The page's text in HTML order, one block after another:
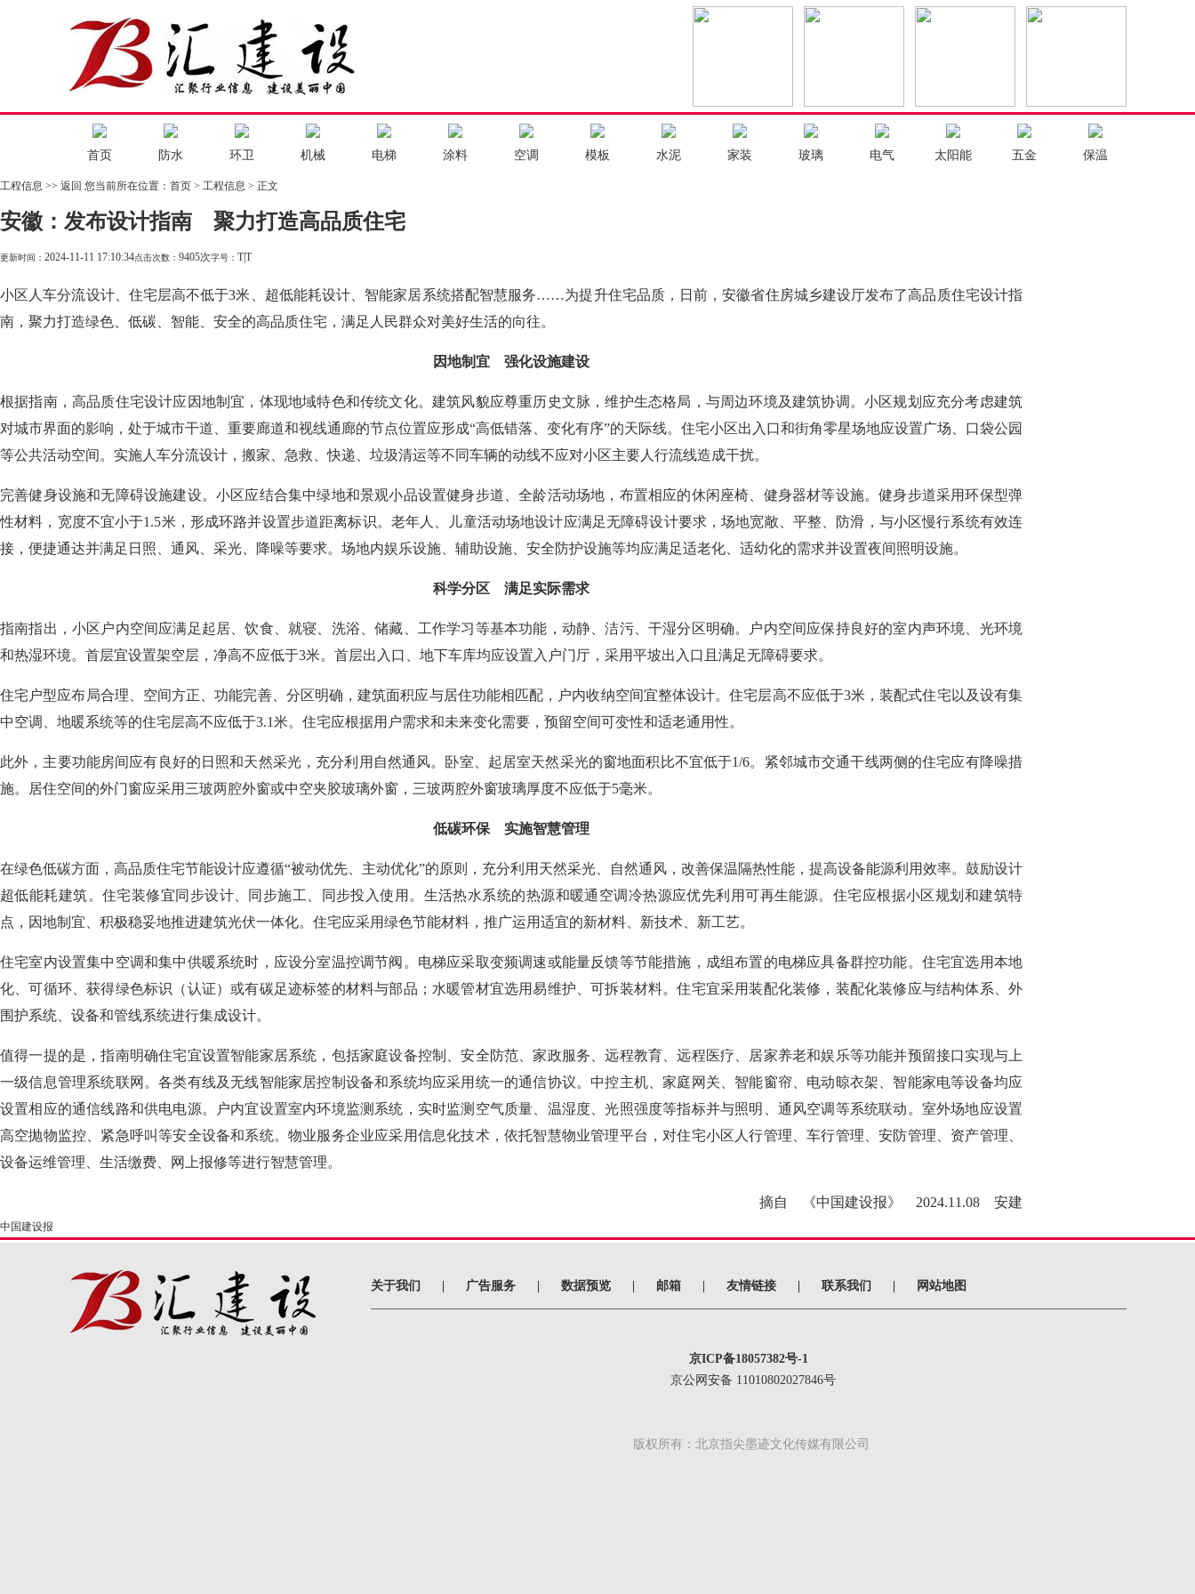
首页 防水 环卫 机械 电梯 涂料 空调 模板 水泥 家装 玻璃 电气 太阳能 五金 保温
工程信息 >> 返回 您当前所在位置： 首页 > 工程信息 > 正文
安徽：发布设计指南 聚力打造高品质住宅
更新时间： 2024-11-11 17:10:34点击次数： 9405次字号： T|T
小区人车分流设计、住宅层高不低于3米、超低能耗设计、智能家居系统搭配智慧服务……为提升住宅品质，日前，安徽省住房城乡建设厅发布了高品质住宅设计指
南，聚力打造绿色、低碳、智能、安全的高品质住宅，满足人民群众对美好生活的向往。
因地制宜 强化设施建设
根据指南，高品质住宅设计应因地制宜，体现地域特色和传统文化。建筑风貌应尊重历史文脉，维护生态格局，与周边环境及建筑协调。小区规划应充分考虑建筑
对城市界面的影响，处于城市干道、重要廊道和视线通廊的节点位置应形成“高低错落、变化有序”的天际线。住宅小区出入口和街角零星场地应设置广场、口袋公园
等公共活动空间。实施人车分流设计，搬家、急救、快递、垃圾清运等不同车辆的动线不应对小区主要人行流线造成干扰。
完善健身设施和无障碍设施建设。小区应结合集中绿地和景观小品设置健身步道、全龄活动场地，布置相应的休闲座椅、健身器材等设施。健身步道采用环保型弹
性材料，宽度不宜小于1.5米，形成环路并设置步道距离标识。老年人、儿童活动场地设计应满足无障碍设计要求，场地宽敞、平整、防滑，与小区慢行系统有效连
接，便捷通达并满足日照、通风、采光、降噪等要求。场地内娱乐设施、辅助设施、安全防护设施等均应满足适老化、适幼化的需求并设置夜间照明设施。
科学分区 满足实际需求
指南指出，小区户内空间应满足起居、饮食、就寝、洗浴、储藏、工作学习等基本功能，动静、洁污、干湿分区明确。户内空间应保持良好的室内声环境、光环境
和热湿环境。首层宜设置架空层，净高不应低于3米。首层出入口、地下车库均应设置入户门厅，采用平坡出入口且满足无障碍要求。
住宅户型应布局合理、空间方正、功能完善、分区明确，建筑面积应与居住功能相匹配，户内收纳空间宜整体设计。住宅层高不应低于3米，装配式住宅以及设有集
中空调、地暖系统等的住宅层高不应低于3.1米。住宅应根据用户需求和未来变化需要，预留空间可变性和适老通用性。
此外，主要功能房间应有良好的日照和天然采光，充分利用自然通风。卧室、起居室天然采光的窗地面积比不宜低于1/6。紧邻城市交通干线两侧的住宅应有降噪措
施。居住空间的外门窗应采用三玻两腔外窗或中空夹胶玻璃外窗，三玻两腔外窗玻璃厚度不应低于5毫米。
低碳环保 实施智慧管理
在绿色低碳方面，高品质住宅节能设计应遵循“被动优先、主动优化”的原则，充分利用天然采光、自然通风，改善保温隔热性能，提高设备能源利用效率。鼓励设计
超低能耗建筑。住宅装修宜同步设计、同步施工、同步投入使用。生活热水系统的热源和暖通空调冷热源应优先利用可再生能源。住宅应根据小区规划和建筑特
点，因地制宜、积极稳妥地推进建筑光伏一体化。住宅应采用绿色节能材料，推广运用适宜的新材料、新技术、新工艺。
住宅室内设置集中空调和集中供暖系统时，应设分室温控调节阀。电梯应采取变频调速或能量反馈等节能措施，成组布置的电梯应具备群控功能。住宅宜选用本地
化、可循环、获得绿色标识（认证）或有碳足迹标签的材料与部品；水暖管材宜选用易维护、可拆装材料。住宅宜采用装配化装修，装配化装修应与结构体系、外
围护系统、设备和管线系统进行集成设计。
值得一提的是，指南明确住宅宜设置智能家居系统，包括家庭设备控制、安全防范、家政服务、远程教育、远程医疗、居家养老和娱乐等功能并预留接口实现与上
一级信息管理系统联网。各类有线及无线智能家居控制设备和系统均应采用统一的通信协议。中控主机、家庭网关、智能窗帘、电动晾衣架、智能家电等设备均应
设置相应的通信线路和供电电源。户内宜设置室内环境监测系统，实时监测空气质量、温湿度、光照强度等指标并与照明、通风空调等系统联动。室外场地应设置
高空抛物监控、紧急呼叫等安全设备和系统。物业服务企业应采用信息化技术，依托智慧物业管理平台，对住宅小区人行管理、车行管理、安防管理、资产管理、
设备运维管理、生活缴费、网上报修等进行智慧管理。
摘自 《中国建设报》 2024.11.08 安建
中国建设报
关于我们 广告服务 数据预览 邮箱 友情链接 联系我们 网站地图
京ICP备18057382号-1
京公网安备 11010802027846号
版权所有：北京指尖墨迹文化传媒有限公司